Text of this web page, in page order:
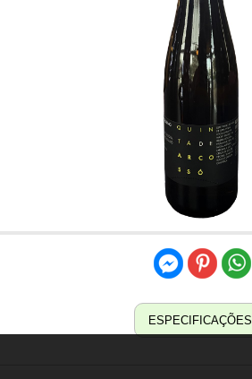
ESPECIFICAÇÕES